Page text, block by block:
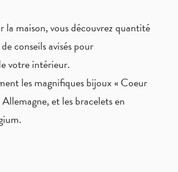
maison, vous découvrez quantité
conseils aviséspour
votre intérieur.
les magnifiques bijoux « Coeur
et les bracelets en